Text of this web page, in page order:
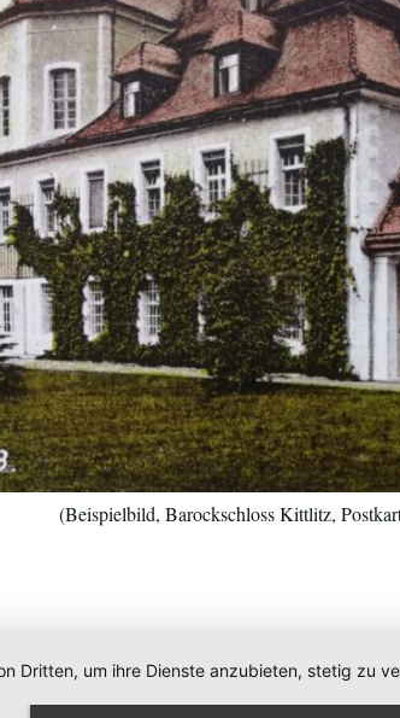
(Beispielbild, Barockschloss Kittlitz,
Dritten, um ihre Dienste anzubieten, stetig zu